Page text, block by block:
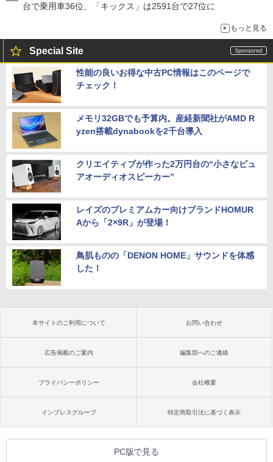
台で乗用車36位、「キックス」は2591台で27位に
もっと見る
Special Site
性能の良いお得な中古PC情報はこのページで
チェック！
メモリ32GBでも予算内。産経新聞社がAMD R
yzen搭載dynabookを2千台導入
クリエイティブが作った2万円台の“小さなピュ
アオーディオスピーカー”
レイズのプレミアムカー向けブランドHOMUR
Aから「2×9R」が登場！
鳥肌ものの「DENON HOME」サウンドを体感
した！
本サイトのご利用について お問い合わせ
広告掲載のご案内 編集部へのご連絡
プライバシーポリシー 会社概要
インプレスグループ 特定商取引法に基づく表示
PC版で見る